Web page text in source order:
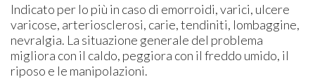
Indicato per lo più in caso di emorroidi, varici, ulcere
varicose, arteriosclerosi, carie, tendiniti, lombaggine,
nevralgia. La situazione generale del problema
migliora con il caldo, peggiora con il freddo umido, il
riposo e le manipolazioni.